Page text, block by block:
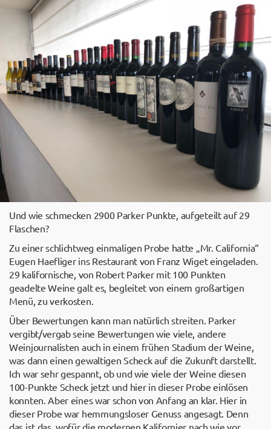
Und wie schmecken 2900 Parker Punkte, aufgeteilt auf 29
Flaschen?
Zu einer schlichtweg einmaligen Probe hatte „Mr. California“
Eugen Haefliger ins Restaurant von Franz Wiget eingeladen.
29 kalifornische, von Robert Parker mit 100 Punkten
geadelte Weine galt es, begleitet von einem großartigen
Menü, zu verkosten.
Über Bewertungen kann man natürlich streiten. Parker
vergibt/vergab seine Bewertungen wie viele, andere
Weinjournalisten auch in einem frühen Stadium der Weine,
was dann einen gewaltigen Scheck auf die Zukunft darstellt.
Ich war sehr gespannt, ob und wie viele der Weine diesen
100-Punkte Scheck jetzt und hier in dieser Probe einlösen
konnten. Aber eines war schon von Anfang an klar. Hier in
dieser Probe war hemmungsloser Genuss angesagt. Denn
das ist das, wofür die modernen Kalifornier nach wie vor